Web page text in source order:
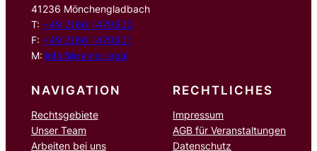
41236 Mönchengladbach
T: +49 2166 1470500
F: +49 2166 1470501
M: info@kremer.legal
NAVIGATION
Rechtsgebiete
Unser Team
Arbeiten bei uns
RECHTLICHES
Impressum
AGB für Veranstaltungen
Datenschutz